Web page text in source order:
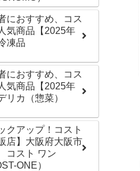
におすすめ、コス
気商品【2025年
凍品
におすすめ、コス
気商品【2025年
リカ（惣菜）
クアップ！コスト
店】大阪府大阪市
スト ワン
ONE）